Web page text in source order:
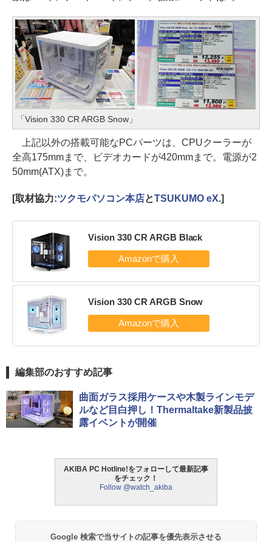
「Vision 330 CR ARGB Snow」
上記以外の搭載可能なPCパーツは、CPUクーラーが
全高175mmまで、ビデオカードが420mmまで。電源が2
50mm(ATX)まで。
[取材協力:ツクモパソコン本店とTSUKUMO eX.]
Vision 330 CR ARGB Black
Vision 330 CR ARGB Snow
編集部のおすすめ記事
曲面ガラス採用ケースや木製ラインモデ
ルなど目白押し！Thermaltake新製品披
露イベントが開催
AKIBA PC Hotline!をフォローして最新記事
をチェック！
Follow @watch_akiba
Google 検索で当サイトの記事を優先表示させる